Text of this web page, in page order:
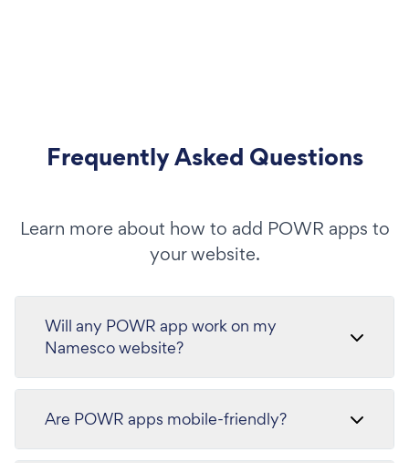
Frequently Asked Questions
Learn more about how to add POWR apps to
your website.
Will any POWR app work on my
Namesco website?
Are POWR apps mobile-friendly?